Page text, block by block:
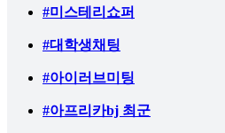
#미스테리쇼퍼
#대학생채팅
#아이러브미팅
#아프리카bj 최군